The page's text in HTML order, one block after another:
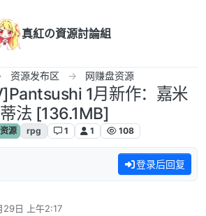
真紅の資源討論組
资源发布区 网赚盘资源
1月新作：嘉米
法 [136.1MB]
源 rpg 1 1 108
登录后回复
29日 上午2:17